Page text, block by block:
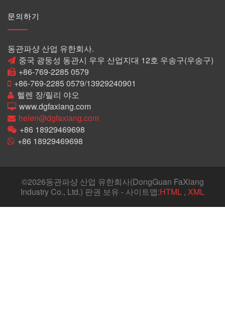
문의하기
동관파샹 산업 유한회사.
중국 광둥성 동관시 우우 산업지대 12호 우송구(우송구)
+86-769-2285 0579
+86-769-2285 0579/13929240901
헬렌 장/릴리 야오
www.dgfaxiang.com
helen@dgfaxiang.com
+86 18929469698
+86 18929469698
©2026동관파샹 산업 유한회사(DongGuan FaXiang
Industry Co., Ltd.) 판권 보유 - 사이트맵:HTML , XML